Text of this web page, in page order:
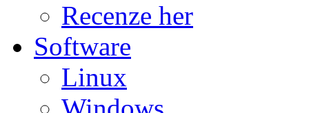
Recenze her
Software
Linux